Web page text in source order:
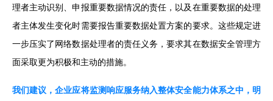
理者主动识别、申报重要数据情况的责任，以及在重要数据的处理
者主体发生变化时需要报告重要数据处置方案的要求。这些规定进
一步压实了网络数据处理者的责任义务，要求其在数据安全管理方
面采取更为积极和主动的措施。
我们建议，企业应将监测响应服务纳入整体安全能力体系之中，明